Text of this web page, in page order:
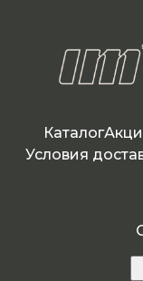
Каталог
Условия